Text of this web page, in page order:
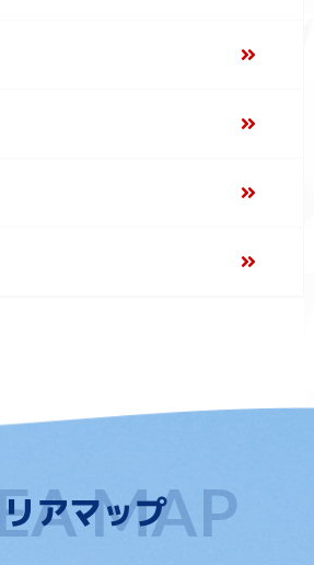
アマップ